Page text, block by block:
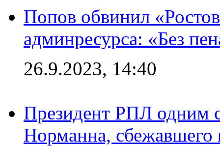
Попов обвинил
админресурса: «Без
26.9.2023, 14:40
Президент РПЛ одним
Норманна, сбежавшего